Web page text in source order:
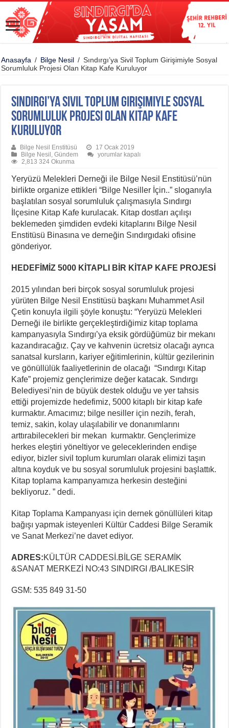
Anasayfa / Bilge Nesil / Sındırgı’ya Sivil Toplum Girişimiyle Sosyal
Sorumluluk Projesi Olan Kitap Kafe Kuruluyor
Sındırgı’ya Sivil Toplum Girişimiyle Sosyal
Sorumluluk Projesi Olan Kitap Kafe
Kuruluyor
Bilge Nesil Enstitüsü
17 Ocak 2019
Bilge Nesil ,Gündem
Sındırgı’ya
Girişimiyle
Sosyal
Sorumluluk
Projesi
Olan
Kitap
Kuruluyor
için
yorumlar kapalı
2,813 324 Okunma
Yeryüzü Melekleri Derneği ile Bilge Nesil Enstitüsü’nün
birlikte organize ettikleri “Bilge Nesiller İçin..” sloganıyla
başlatılan sosyal sorumluluk çalışmasıyla Sındırgı
İlçesine Kitap Kafe kurulacak. Kitap dostları açılışı
beklemeden şimdiden evdeki kitaplarını Bilge Nesil
Enstitüsü Binasına ve derneğin Sındırgıdaki ofisine
gönderiyor.
HEDEFİMİZ 5000 KİTAPLI BİR KİTAP KAFE PROJESİ
2015 yılından beri birçok sosyal sorumluluk projesi
yürüten Bilge Nesil Enstitüsü başkanı Muhammet Asil
Çetin konuyla ilgili şöyle konuştu: “Yeryüzü Melekleri
Derneği ile birlikte gerçekleştirdiğimiz kitap toplama
kampanyasıyla Sındırgı’ya eksik gördüğümüz bir mekanı
kazandıracağız. Çay ve kahvenin ücretsiz olacağı ayrıca
sanatsal kursların, kariyer eğitimlerinin, kültür gezilerinin
ve gönüllülük faaliyetlerinin de olacağı “Sındırgı Kitap
Kafe” projemiz gençlerimize değer katacak. Sındırgı
Belediyesi’nin de büyük destek olduğu ve yer tahsis
ettiği projemizde hedefimiz, 5000 kitaplı bir kitap kafe
kurmaktır. Amacımız; bilge nesiller için nezih, ferah,
temiz, sakin, kolay ulaşılabilir ve donanımlarını
arttırabilecekleri bir mekan kurmaktır. Gençlerimize
herkes eleştiri yöneltiyor ve geleceklerinden endişe
ediyor, bizler sivil toplum kurumları olarak elimizi taşın
altına koyduk ve bu sosyal sorumluluk projesini başlattık.
Kitap toplama kampanyamıza herkesin desteğini
bekliyoruz. ” dedi.
Kitap Toplama Kampanyası için dernek gönüllüleri kitap
bağışı yapmak isteyenleri Kültür Caddesi Bilge Seramik
ve Sanat Merkezi’ne davet ediyor.
ADRES:KÜLTÜR CADDESİ.BİLGE SERAMİK
&SANAT MERKEZİ NO:43 SINDIRGI /BALIKESİR
GSM: 535 849 31-50